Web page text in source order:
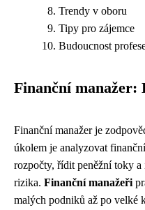
Trendy v oboru
Tipy pro zájemce
Budoucnost
Finanční manažer:
Finanční manažer je
úkolem je analyzovat
rozpočty, řídit peněžní toky
rizika. Finanční manažeři
malých podniků až po velké